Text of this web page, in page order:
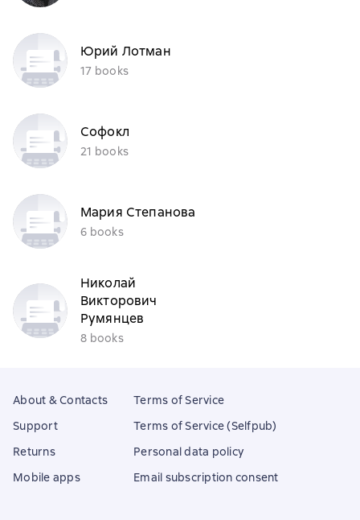
Юрий Лотман
17 books
Софокл
21 books
Мария Степанова
6 books
Николай
Викторович
Румянцев
8 books
About & Contacts
Support
Returns
Mobile apps
Terms of Service
Terms of Service (Selfpub)
Personal data policy
Email subscription consent